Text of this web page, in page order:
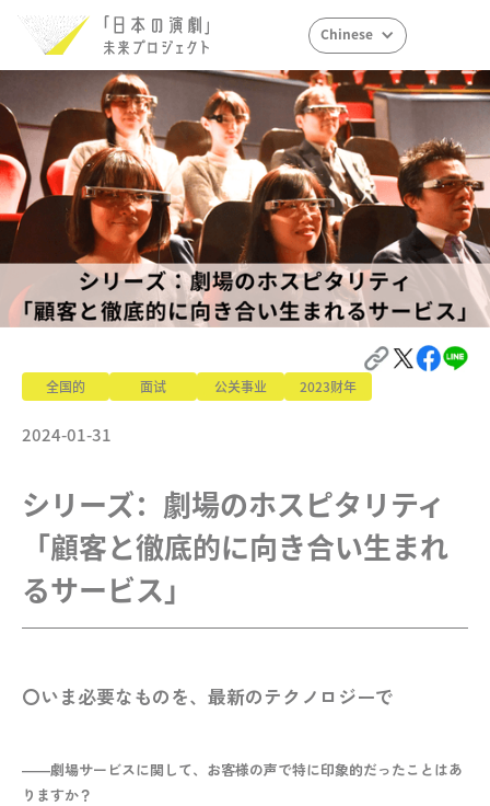
Chinese
全国的 面试 公关事业 2023财年
2024-01-31
シリーズ：劇場のホスピタリティ
「顧客と徹底的に向き合い生まれ
るサービス」
〇いま必要なものを、最新のテクノロジーで
――劇場サービスに関して、お客様の声で特に印象的だったことはあ
りますか？